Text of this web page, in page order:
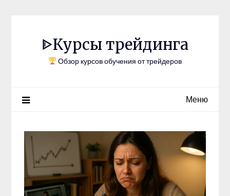
ᐈКурсы трейдинга
Обзор курсов обучения от трейдеров
Меню